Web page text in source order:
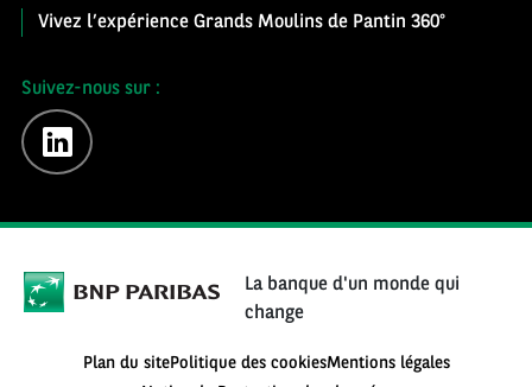
Vivez l’expérience Grands Moulins de Pantin 360°
Suivez-nous sur :
linkedin
La banque d'un monde qui
change
Plan du sitePolitique des cookiesMentions légales